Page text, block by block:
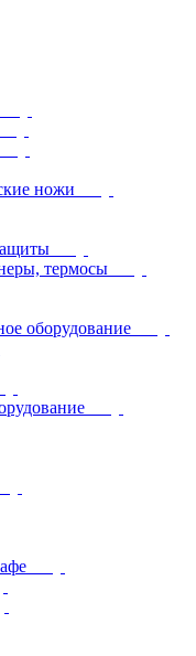
ножи
термосы
оборудование